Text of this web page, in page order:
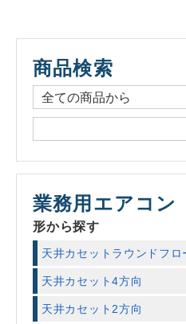
商品検索
業務用エアコン
形から探す
天井カセットラウンドフロ
天井カセット4方向
天井カセット2方向